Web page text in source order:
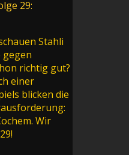
29:
Stahli
gegen
richtig gut?
einer
blicken die
Wir